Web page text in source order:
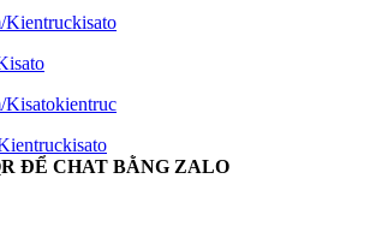
Kientruckisato
Kisatokientruc
ĐỂ CHAT BẰNG ZALO